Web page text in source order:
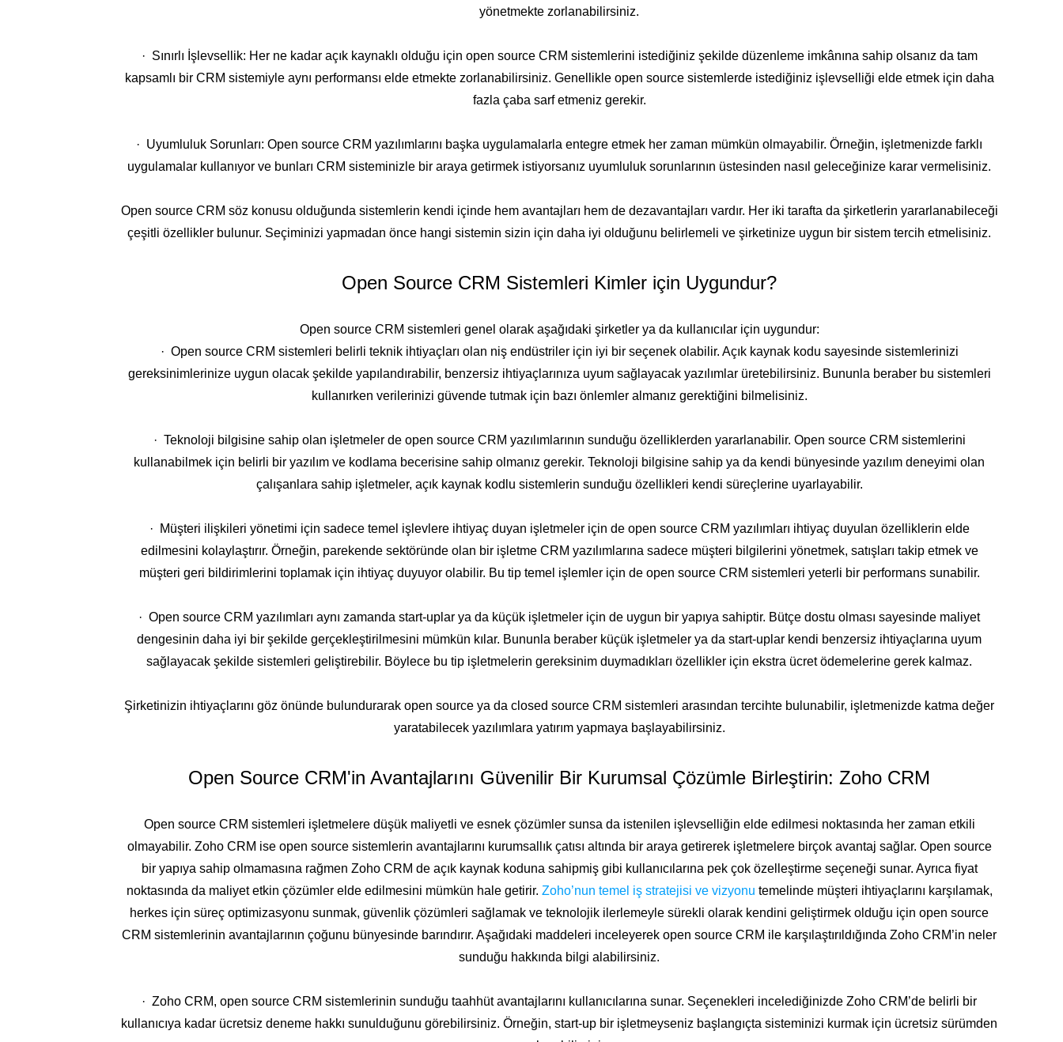
yönetmekte zorlanabilirsiniz.
· Sınırlı İşlevsellik: Her ne kadar açık kaynaklı olduğu için open source CRM sistemlerini istediğiniz şekilde düzenleme imkânına sahip olsanız da tam
kapsamlı bir CRM sistemiyle aynı performansı elde etmekte zorlanabilirsiniz. Genellikle open source sistemlerde istediğiniz işlevselliği elde etmek için daha
fazla çaba sarf etmeniz gerekir.
· Uyumluluk Sorunları: Open source CRM yazılımlarını başka uygulamalarla entegre etmek her zaman mümkün olmayabilir. Örneğin, işletmenizde farklı
uygulamalar kullanıyor ve bunları CRM sisteminizle bir araya getirmek istiyorsanız uyumluluk sorunlarının üstesinden nasıl geleceğinize karar vermelisiniz.
Open source CRM söz konusu olduğunda sistemlerin kendi içinde hem avantajları hem de dezavantajları vardır. Her iki tarafta da şirketlerin yararlanabileceği
çeşitli özellikler bulunur. Seçiminizi yapmadan önce hangi sistemin sizin için daha iyi olduğunu belirlemeli ve şirketinize uygun bir sistem tercih etmelisiniz.
Open Source CRM Sistemleri Kimler için Uygundur?
Open source CRM sistemleri genel olarak aşağıdaki şirketler ya da kullanıcılar için uygundur:
· Open source CRM sistemleri belirli teknik ihtiyaçları olan niş endüstriler için iyi bir seçenek olabilir. Açık kaynak kodu sayesinde sistemlerinizi
gereksinimlerinize uygun olacak şekilde yapılandırabilir, benzersiz ihtiyaçlarınıza uyum sağlayacak yazılımlar üretebilirsiniz. Bununla beraber bu sistemleri
kullanırken verilerinizi güvende tutmak için bazı önlemler almanız gerektiğini bilmelisiniz.
· Teknoloji bilgisine sahip olan işletmeler de open source CRM yazılımlarının sunduğu özelliklerden yararlanabilir. Open source CRM sistemlerini
kullanabilmek için belirli bir yazılım ve kodlama becerisine sahip olmanız gerekir. Teknoloji bilgisine sahip ya da kendi bünyesinde yazılım deneyimi olan
çalışanlara sahip işletmeler, açık kaynak kodlu sistemlerin sunduğu özellikleri kendi süreçlerine uyarlayabilir.
· Müşteri ilişkileri yönetimi için sadece temel işlevlere ihtiyaç duyan işletmeler için de open source CRM yazılımları ihtiyaç duyulan özelliklerin elde
edilmesini kolaylaştırır. Örneğin, parekende sektöründe olan bir işletme CRM yazılımlarına sadece müşteri bilgilerini yönetmek, satışları takip etmek ve
müşteri geri bildirimlerini toplamak için ihtiyaç duyuyor olabilir. Bu tip temel işlemler için de open source CRM sistemleri yeterli bir performans sunabilir.
· Open source CRM yazılımları aynı zamanda start-uplar ya da küçük işletmeler için de uygun bir yapıya sahiptir. Bütçe dostu olması sayesinde maliyet
dengesinin daha iyi bir şekilde gerçekleştirilmesini mümkün kılar. Bununla beraber küçük işletmeler ya da start-uplar kendi benzersiz ihtiyaçlarına uyum
sağlayacak şekilde sistemleri geliştirebilir. Böylece bu tip işletmelerin gereksinim duymadıkları özellikler için ekstra ücret ödemelerine gerek kalmaz.
Şirketinizin ihtiyaçlarını göz önünde bulundurarak open source ya da closed source CRM sistemleri arasından tercihte bulunabilir, işletmenizde katma değer
yaratabilecek yazılımlara yatırım yapmaya başlayabilirsiniz.
Open Source CRM'in Avantajlarını Güvenilir Bir Kurumsal Çözümle Birleştirin: Zoho CRM
Open source CRM sistemleri işletmelere düşük maliyetli ve esnek çözümler sunsa da istenilen işlevselliğin elde edilmesi noktasında her zaman etkili
olmayabilir. Zoho CRM ise open source sistemlerin avantajlarını kurumsallık çatısı altında bir araya getirerek işletmelere birçok avantaj sağlar. Open source
bir yapıya sahip olmamasına rağmen Zoho CRM de açık kaynak koduna sahipmiş gibi kullanıcılarına pek çok özelleştirme seçeneği sunar. Ayrıca fiyat
noktasında da maliyet etkin çözümler elde edilmesini mümkün hale getirir. Zoho’nun temel iş stratejisi ve vizyonu temelinde müşteri ihtiyaçlarını karşılamak,
herkes için süreç optimizasyonu sunmak, güvenlik çözümleri sağlamak ve teknolojik ilerlemeyle sürekli olarak kendini geliştirmek olduğu için open source
CRM sistemlerinin avantajlarının çoğunu bünyesinde barındırır. Aşağıdaki maddeleri inceleyerek open source CRM ile karşılaştırıldığında Zoho CRM’in neler
sunduğu hakkında bilgi alabilirsiniz.
· Zoho CRM, open source CRM sistemlerinin sunduğu taahhüt avantajlarını kullanıcılarına sunar. Seçenekleri incelediğinizde Zoho CRM’de belirli bir
kullanıcıya kadar ücretsiz deneme hakkı sunulduğunu görebilirsiniz. Örneğin, start-up bir işletmeyseniz başlangıçta sisteminizi kurmak için ücretsiz sürümden